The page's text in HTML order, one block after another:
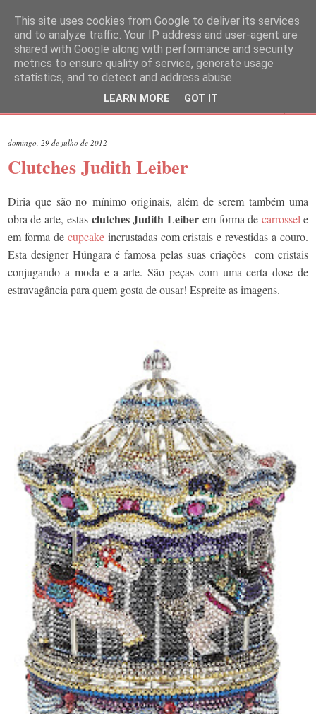
domingo, 29 de julho de 2012
Clutches Judith Leiber
Diria que são no mínimo originais, além de serem também uma
obra de arte, estas clutchesJudith Leiberem forma de carrossele
em forma de cupcakeincrustadas com cristais e revestidas a couro.
Esta designer Húngara é famosa pelas suas criações
com cristais
conjugando a moda e a arte. São peças com uma certa dose de
estravagância para quem gosta de ousar! Espreite as imagens.
This site uses cookies from Google to deliver its services
and to analyze traffic. Your IP address and user-agent are
shared with Google along with performance and security
metrics to ensure quality of service, generate usage
statistics, and to detect and address abuse.
LEARN MORE GOT IT